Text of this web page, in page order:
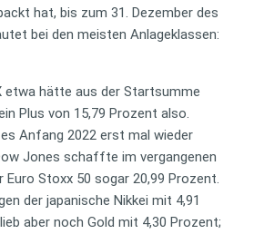
hat, bis zum 31. Dezember des
bei den meisten Anlageklassen:
etwa hätte aus der Startsumme
Plus von 15,79 Prozent also.
Anfang 2022 erst mal wieder
Jones schaffte im vergangenen
Euro Stoxx 50 sogar 20,99 Prozent.
der japanische Nikkei mit 4,91
aber noch Gold mit 4,30 Prozent;